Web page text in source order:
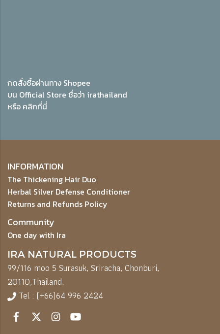
กดสั่งซื้อผ่านทาง Shopee
บน Official Store ชื่อว่า irathailand
หรือ คลิกที่นี่
INFORMATION
The Thickening Hair Duo
Herbal Silver Defense Conditioner
Returns and Refunds Policy
Community
One day with Ira
IRA NATURAL PRODUCTS
99/116 moo 5 Surasuk, Sriracha, Chonburi,
20110,Thailand.
Tel : (+66)64 996 2424